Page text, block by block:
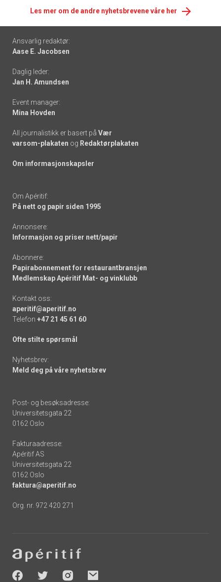
Les mer om de andre nyhetsbrevene våre her
Footer
-
links
Ansvarlig redaktør:
Aase E. Jacobsen
Daglig leder:
Jan H. Amundsen
Event manager:
Mina Hovden
All journalistikk er basert på Vær
varsom-plakaten og Redaktørplakaten
Om informasjonskapsler
Om Apéritif:
På nett og papir siden 1995
Annonsere:
Informasjon og priser nett/papir
Abonnere:
Papirabonnement for restaurantbransjen
Medlemskap Apéritif Mat- og vinklubb
Kontakt oss:
aperitif@aperitif.no
Telefon +47 21 45 61 60
Ofte stilte spørsmål
Nyhetsbrev:
Meld deg på våre nyhetsbrev
Post- og besøksadresse:
Universitetsgata 22
0162 Oslo
Fakturaadresse:
Apéritif AS
Universitetsgata 22
0162 Oslo
faktura@aperitif.no
Org. nr. 972 420 271
-